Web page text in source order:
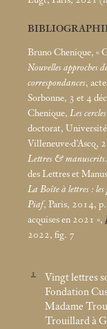
Bruno Chenique, «
Nouvelles approches
correspondances,
Sorbonne, 3 et 4
Chenique, Les
doctorat, Université
Villeneuve-d’Ascq,
Lettres & manuscrits.
des Lettres et
La Boîte à lettres : les
Piaf, Paris, 2014,
acquises en 2021 »,
2022, fig. 7
1
Vingt lettres
Fondation
Madame
Trouillard à